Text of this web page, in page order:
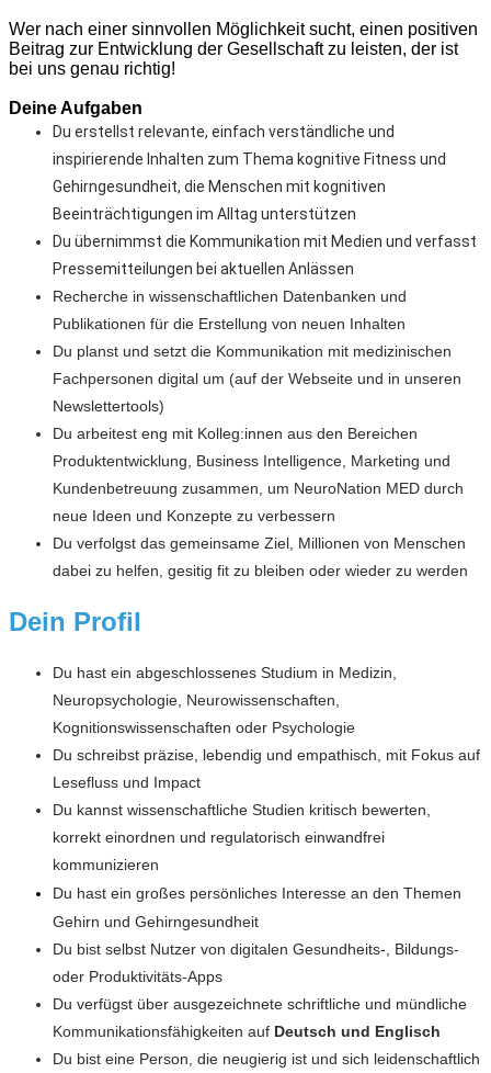
Wer nach einer sinnvollen Möglichkeit sucht, einen positiven
Beitrag zur Entwicklung der Gesellschaft zu leisten, der ist
bei uns genau richtig!
Deine Aufgaben
Du erstellst relevante, einfach verständliche und
inspirierende Inhalten zum Thema kognitive Fitness und
Gehirngesundheit, die Menschen mit kognitiven
Beeinträchtigungen im Alltag unterstützen
Du übernimmst die Kommunikation mit Medien und verfasst
Pressemitteilungen bei aktuellen Anlässen
Recherche in wissenschaftlichen Datenbanken und
Publikationen für die Erstellung von neuen Inhalten
Du planst und setzt die Kommunikation mit medizinischen
Fachpersonen digital um (auf der Webseite und in unseren
Newslettertools)
Du arbeitest eng mit Kolleg:innen aus den Bereichen
Produktentwicklung, Business Intelligence, Marketing und
Kundenbetreuung zusammen, um NeuroNation MED durch
neue Ideen und Konzepte zu verbessern
Du verfolgst das gemeinsame Ziel, Millionen von Menschen
dabei zu helfen, gesitig fit zu bleiben oder wieder zu werden
Dein Profil
Du hast ein abgeschlossenes Studium in Medizin,
Neuropsychologie, Neurowissenschaften,
Kognitionswissenschaften oder Psychologie
Du schreibst präzise, lebendig und empathisch, mit Fokus auf
Lesefluss und Impact
Du kannst wissenschaftliche Studien kritisch bewerten,
korrekt einordnen und regulatorisch einwandfrei
kommunizieren
Du hast ein großes persönliches Interesse an den Themen
Gehirn und Gehirngesundheit
Du bist selbst Nutzer von digitalen Gesundheits-, Bildungs-
oder Produktivitäts-Apps
Du verfügst über ausgezeichnete schriftliche und mündliche
Kommunikationsfähigkeiten auf Deutsch und Englisch
Du bist eine Person, die neugierig ist und sich leidenschaftlich